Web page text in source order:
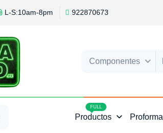
L-S:10am-8pm 922870673
Componentes
3
Productos
FULL
Proforma